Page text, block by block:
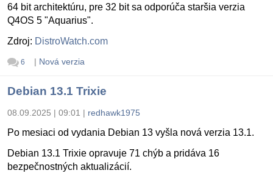
64 bit architektúru, pre 32 bit sa odporúča staršia verzia
Q4OS 5 "Aquarius".
Zdroj: DistroWatch.com
6 | Nová verzia
Debian 13.1 Trixie
08.09.2025 | 09:01 | redhawk1975
Po mesiaci od vydania Debian 13 vyšla nová verzia 13.1.
Debian 13.1 Trixie opravuje 71 chýb a pridáva 16
bezpečnostných aktualizácií.